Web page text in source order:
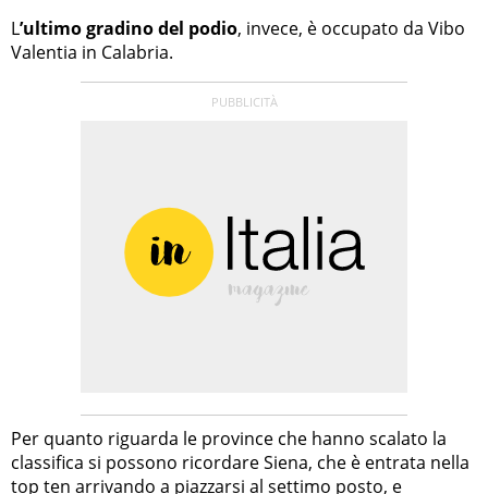
L’ultimo gradino del podio, invece, è occupato da Vibo
Valentia in Calabria.
Per quanto riguarda le province che hanno scalato la
classifica si possono ricordare Siena, che è entrata nella
top ten arrivando a piazzarsi al settimo posto, e